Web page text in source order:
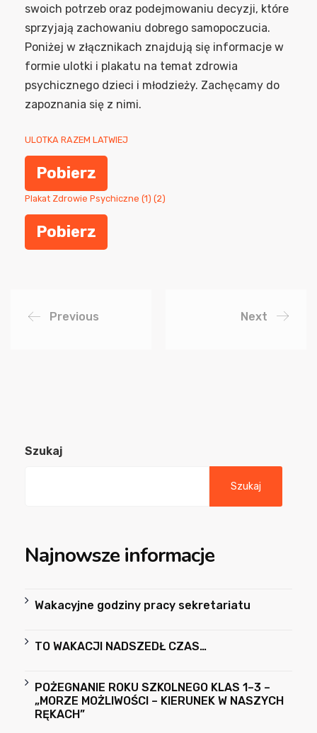
swoich potrzeb oraz podejmowaniu decyzji, które
sprzyjają zachowaniu dobrego samopoczucia.
Poniżej w złącznikach znajdują się informacje w
formie ulotki i plakatu na temat zdrowia
psychicznego dzieci i młodzieży. Zachęcamy do
zapoznania się z nimi.
ULOTKA RAZEM LATWIEJ
Pobierz
Plakat Zdrowie Psychiczne (1) (2)
Pobierz
Previous Next
Szukaj
Szukaj
Najnowsze informacje
Wakacyjne godziny pracy sekretariatu
TO WAKACJI NADSZEDŁ CZAS…
POŻEGNANIE ROKU SZKOLNEGO KLAS 1–3 –
„MORZE MOŻLIWOŚCI – KIERUNEK W NASZYCH
RĘKACH”